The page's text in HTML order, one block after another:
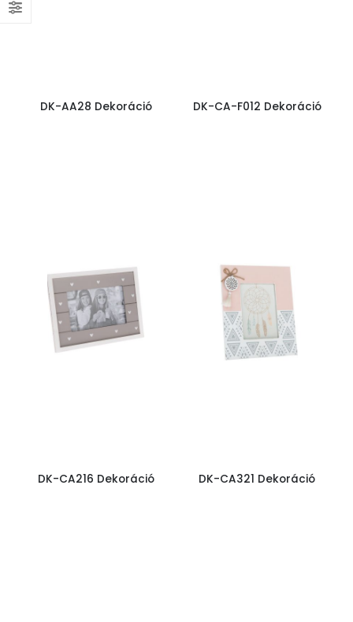
DK-AA28 Dekoráció DK-CA-F012 Dekoráció
DK-CA216 Dekoráció DK-CA321 Dekoráció